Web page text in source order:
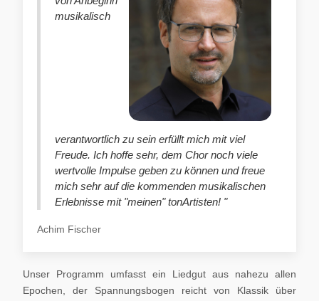
musikalisch
verantwortlich zu sein erfüllt mich mit viel
Freude. Ich hoffe sehr, dem Chor noch viele
wertvolle Impulse geben zu können und freue
mich sehr auf die kommenden musikalischen
Erlebnisse mit "meinen" tonArtisten! "
Achim Fischer
Unser Programm umfasst ein Liedgut aus nahezu allen
Epochen, der Spannungsbogen reicht von Klassik über